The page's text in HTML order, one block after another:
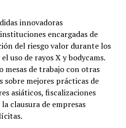
innovadoras
encargadas de
del riesgo valor durante los
uso de rayos X y bodycams.
mesas de trabajo con otras
sobre mejores prácticas de
asiáticos, fiscalizaciones
clausura de empresas